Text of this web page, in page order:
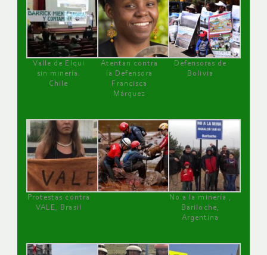
Valle de Elqui
sin minería.
Chile
Atentan contra
la Defensora
Francisca
Márquez
Defensoras de
Bolivia
Protestas contra
VALE, Brasil
No a la minería ,
Bariloche,
Argentina